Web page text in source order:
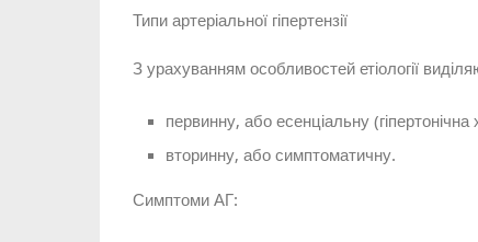
Типи артеріальної гіпертензії
З урахуванням особливостей етіології
первинну, або есенціальну (гіпертонічна
вторинну, або симптоматичну.
Симптоми АГ: